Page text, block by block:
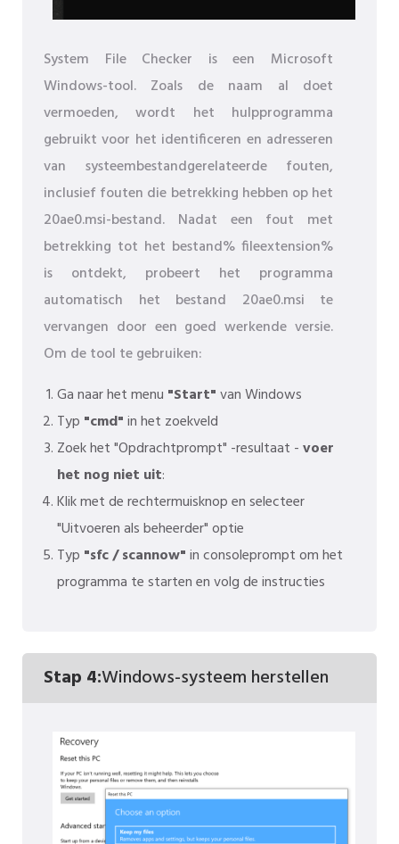
System File Checker is een Microsoft
Windows-tool. Zoals de naam al doet
vermoeden, wordt het hulpprogramma
gebruikt voor het identificeren en adresseren
van systeembestandgerelateerde fouten,
inclusief fouten die betrekking hebben op het
20ae0.msi-bestand. Nadat een fout met
betrekking tot het bestand% fileextension%
is ontdekt, probeert het programma
automatisch het bestand 20ae0.msi te
vervangen door een goed werkende versie.
Om de tool te gebruiken:
Ga naar het menu "Start"van Windows
Typ "cmd"in het zoekveld
Zoek het "Opdrachtprompt" -resultaat -voer
het nog niet uit:
Klik met de rechtermuisknop en selecteer
"Uitvoeren als beheerder" optie
Typ "sfc / scannow"in consoleprompt om het
programma te starten en volg de instructies
Stap 4:Windows-systeem herstellen